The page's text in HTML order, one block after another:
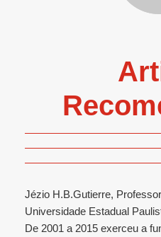
Jézio H.B.Gutierre,
Universidade Estadual
De 2001 a 2015 exerceu a